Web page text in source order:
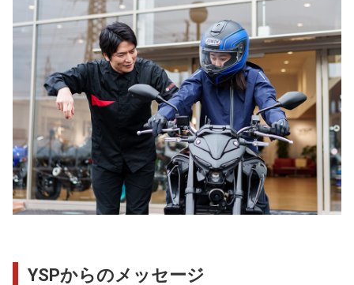
YSPからのメッセージ